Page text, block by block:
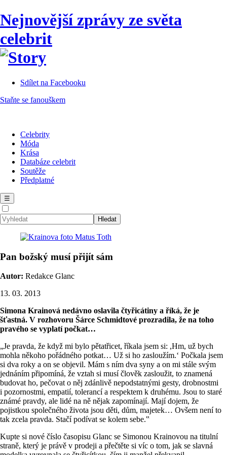
Nejnovější zprávy ze světa
celebrit
Sdílet na Facebooku
Staňte se fanouškem
Celebrity
Móda
Krása
Databáze celebrit
Soutěže
Předplatné
☰
Pan božský musí přijít sám
Autor: Redakce Glanc
13. 03. 2013
Simona Krainová nedávno oslavila čtyřicátiny a říká, že je
šťastná. V rozhovoru Šárce Schmidtové prozradila, že na toho
pravého se vyplatí počkat…
„Je pravda, že když mi bylo pětatřicet, říkala jsem si: ,Hm, už bych
mohla někoho pořádného potkat… Už si ho zasloužím.‘ Počkala jsem
si dva roky a on se objevil. Mám s ním dva syny a on mi stále svým
jednáním připomíná, že vztah si musí člověk zasloužit, to znamená
budovat ho, pečovat o něj zdánlivě nepodstatnými gesty, drobnostmi
i pozornostmi, empatií, tolerancí a respektem k druhému. Jsou to staré
známé pravdy, ale lidé na ně nějak zapomínají. Mají dojem, že
pojistkou společného života jsou děti, dům, majetek… Ovšem není to
tak zcela pravda. Stačí podívat se kolem sebe.‟
Kupte si nové číslo časopisu Glanc se Simonou Krainovou na titulní
straně, který je právě v prodeji a přečtěte si víc o tom, jak se slavná